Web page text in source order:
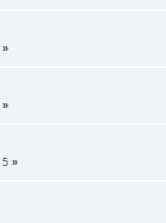
»
»
5 »